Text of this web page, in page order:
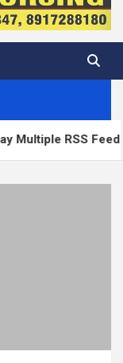
Feeds on One